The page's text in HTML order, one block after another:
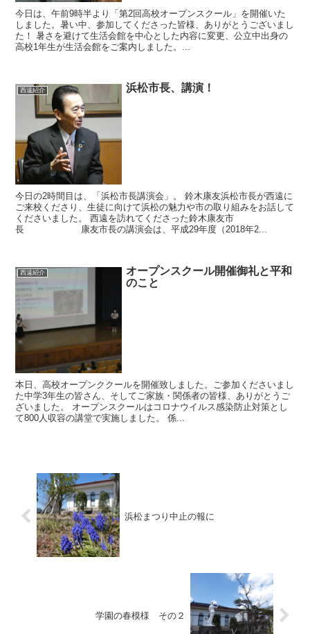
今日は、午前9時半より「第2回高校オープンスクール」を開催いた
しました。暑い中、参加してくださった皆様、ありがとうございまし
た！ 暑さを避けて生活会館を中心とした内容に変更、公立中出身の
高校1年生が生活会館をご案内しました。...
西遠紹介 浜松市長、講演！
今日の2時間目は、「浜松市長講演会」。 鈴木康友浜松市長が西遠に
ご来校くださり、生徒に向けて浜松の魅力や市の取り組みをお話して
くださいました。 西遠を訪れてくださった鈴木康友市
長 康友市長の講演会は、平成29年度（2018年2...
西遠紹介
オープンスクール開催御礼と平和
のこと
本日、高校オープンククールを開催致しました。ご参加くださいまし
た中学3年生の皆さん、そしてご家族・関係者の皆様、ありがとうご
ざいました。 オープンスクールはコロナウイルス感染防止対策とし
て800人収容の講堂で実施しました。 係...
浜松まつり中止の報に
学園の春模様 その２